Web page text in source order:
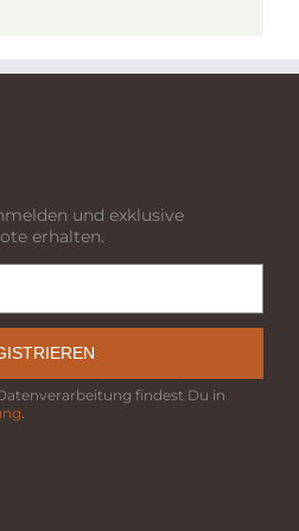
und exklusive
erhalten.
findest Du in